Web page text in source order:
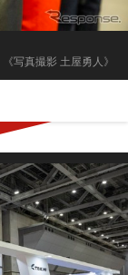
《写真撮影 土屋勇人》